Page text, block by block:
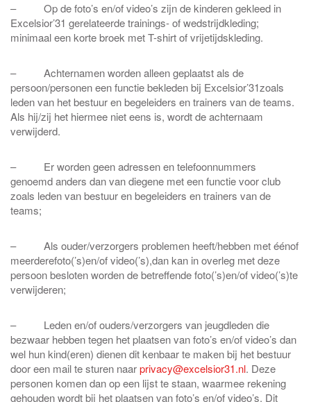
– Op de foto’s en/of video’s zijn de kinderen gekleed in
Excelsior’31 gerelateerde trainings- of wedstrijdkleding;
minimaal een korte broek met T-shirt of vrijetijdskleding.
– Achternamen worden alleen geplaatst als de
persoon/personen een functie bekleden bij Excelsior’31zoals
leden van het bestuur en begeleiders en trainers van de teams.
Als hij/zij het hiermee niet eens is, wordt de achternaam
verwijderd.
– Er worden geen adressen en telefoonnummers
genoemd anders dan van diegene met een functie voor club
zoals leden van bestuur en begeleiders en trainers van de
teams;
– Als ouder/verzorgers problemen heeft/hebben met éénof
meerderefoto(’s)en/of video(’s),dan kan in overleg met deze
persoon besloten worden de betreffende foto(’s)en/of video(’s)te
verwijderen;
– Leden en/of ouders/verzorgers van jeugdleden die
bezwaar hebben tegen het plaatsen van foto’s en/of video’s dan
wel hun kind(eren) dienen dit kenbaar te maken bij het bestuur
door een mail te sturen naarprivacy@excelsior31.nl. Deze
personen komen dan op een lijst te staan, waarmee rekening
gehouden wordt bij het plaatsen van foto’s en/of video’s. Dit